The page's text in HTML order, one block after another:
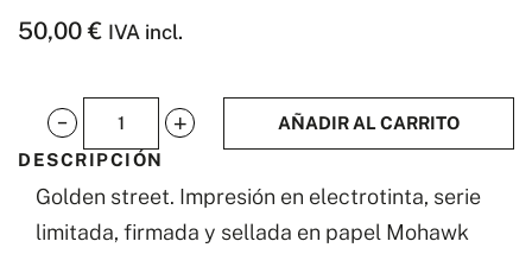
50,00€ IVA incl.
Golden
street
cantidad
AÑADIR AL CARRITO
DESCRIPCIÓN
Golden street. Impresión en electrotinta, serie
limitada, firmada y sellada en papel Mohawk